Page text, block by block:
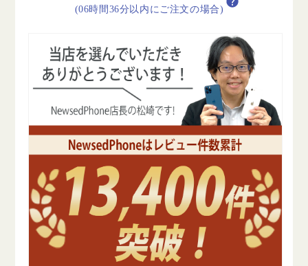
B
ラ
ン
SIM
フ
の
数
量
を
減
B
ラ
ン
SIM
フ
リ
ー
の
数
量
を
増
や
(06時間36分以内にご注文の場合)